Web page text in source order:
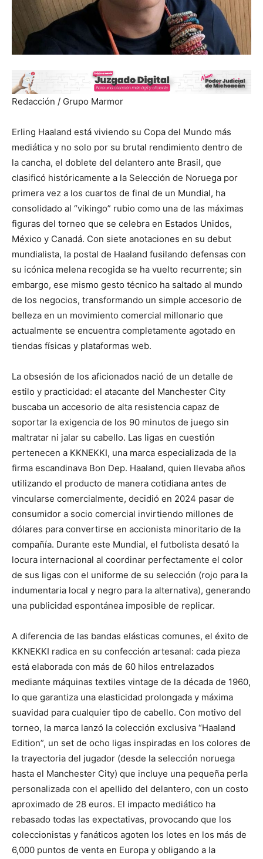
Redacción / Grupo Marmor
Erling Haaland está viviendo su Copa del Mundo más
mediática y no solo por su brutal rendimiento dentro de
la cancha, el doblete del delantero ante Brasil, que
clasificó históricamente a la Selección de Noruega por
primera vez a los cuartos de final de un Mundial, ha
consolidado al “vikingo” rubio como una de las máximas
figuras del torneo que se celebra en Estados Unidos,
México y Canadá. Con siete anotaciones en su debut
mundialista, la postal de Haaland fusilando defensas con
su icónica melena recogida se ha vuelto recurrente; sin
embargo, ese mismo gesto técnico ha saltado al mundo
de los negocios, transformando un simple accesorio de
belleza en un movimiento comercial millonario que
actualmente se encuentra completamente agotado en
tiendas físicas y plataformas web.
La obsesión de los aficionados nació de un detalle de
estilo y practicidad: el atacante del Manchester City
buscaba un accesorio de alta resistencia capaz de
soportar la exigencia de los 90 minutos de juego sin
maltratar ni jalar su cabello. Las ligas en cuestión
pertenecen a KKNEKKI, una marca especializada de la
firma escandinava Bon Dep. Haaland, quien llevaba años
utilizando el producto de manera cotidiana antes de
vincularse comercialmente, decidió en 2024 pasar de
consumidor a socio comercial invirtiendo millones de
dólares para convertirse en accionista minoritario de la
compañía. Durante este Mundial, el futbolista desató la
locura internacional al coordinar perfectamente el color
de sus ligas con el uniforme de su selección (rojo para la
indumentaria local y negro para la alternativa), generando
una publicidad espontánea imposible de replicar.
A diferencia de las bandas elásticas comunes, el éxito de
KKNEKKI radica en su confección artesanal: cada pieza
está elaborada con más de 60 hilos entrelazados
mediante máquinas textiles vintage de la década de 1960,
lo que garantiza una elasticidad prolongada y máxima
suavidad para cualquier tipo de cabello. Con motivo del
torneo, la marca lanzó la colección exclusiva “Haaland
Edition”, un set de ocho ligas inspiradas en los colores de
la trayectoria del jugador (desde la selección noruega
hasta el Manchester City) que incluye una pequeña perla
personalizada con el apellido del delantero, con un costo
aproximado de 28 euros. El impacto mediático ha
rebasado todas las expectativas, provocando que los
coleccionistas y fanáticos agoten los lotes en los más de
6,000 puntos de venta en Europa y obligando a la